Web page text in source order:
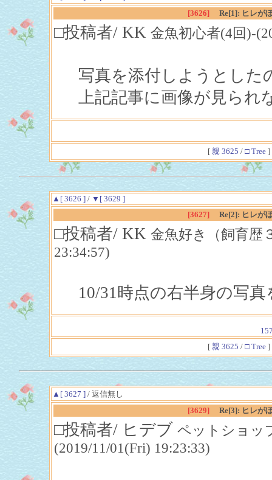
[3626]
Re[1]: ヒレが
□投稿者/ KK 金魚初心者(4回)-
写真を添付しようとした
上記記事に画像が見られ
[ 親 3625 / □ Tree]
▲[ 3626 ]/ ▼[ 3629 ]
[3627]
Re[2]: ヒレが
□投稿者/ KK 金魚好き（飼育歴
23:34:57)
10/31時点の右半身の写
[ 親 3625 / □ Tree]
▲[ 3627 ]/ 返信無し
[3629]
Re[3]: ヒレが
□投稿者/ ヒデブ ペットショッ
(2019/11/01(Fri) 19:23:33)